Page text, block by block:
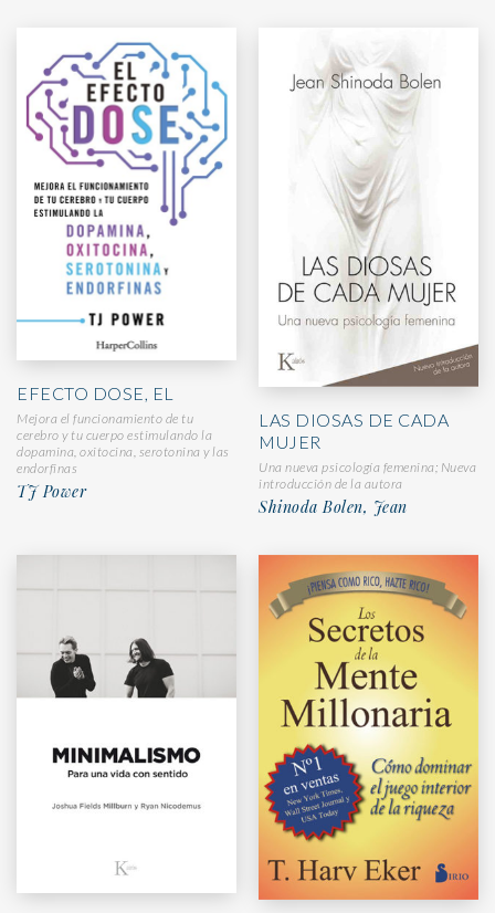
EFECTO DOSE, EL
Mejora el funcionamiento de tu
cerebro y tu cuerpo estimulando la
dopamina, oxitocina, serotonina y las
endorfinas
TJ Power
LAS DIOSAS DE CADA
MUJER
Una nueva psicología femenina; Nueva
introducción de la autora
Shinoda Bolen, Jean